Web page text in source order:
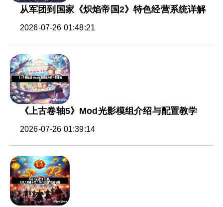
从军团到国家《炽焰帝国2》特色经营系统详解
2026-07-26 01:48:21
《上古卷轴5》Mod光影模组介绍与配置教学
2026-07-26 01:39:14